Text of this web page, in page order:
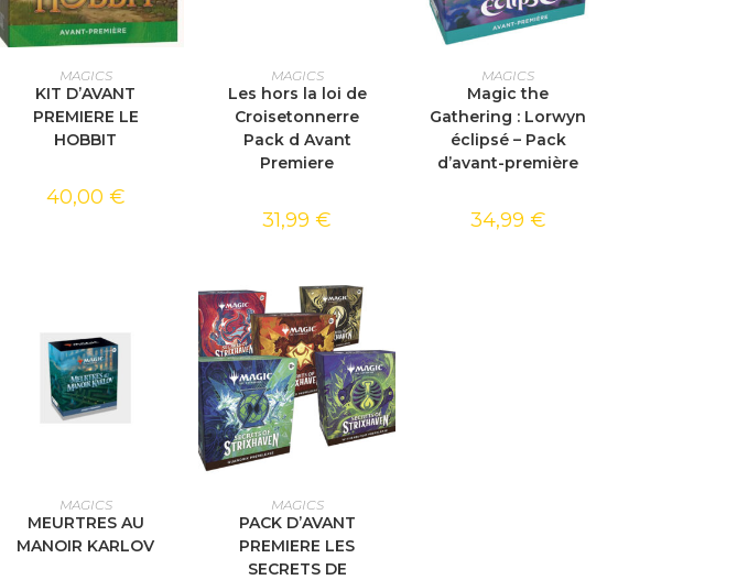
AJOUTER AU PANIER
MAGICS
KIT D’AVANT
PREMIERE LE
HOBBIT
40,00 €
AJOUTER AU PANIER
MAGICS
Les hors la loi de
Croisetonnerre
Pack d Avant
Premiere
31,99 €
AJOUTER AU PANIER
MAGICS
Magic the
Gathering : Lorwyn
éclipsé – Pack
d’avant-première
34,99 €
AJOUTER AU PANIER
MAGICS
MEURTRES AU
MANOIR KARLOV
CHOIX DES OPTIONS
MAGICS
PACK D’AVANT
PREMIERE LES
SECRETS DE